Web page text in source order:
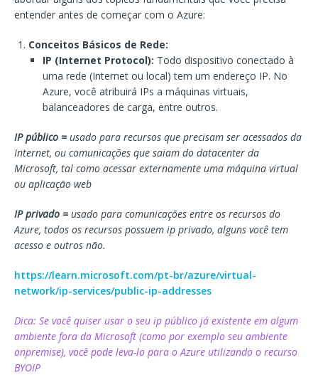
entender antes de começar com o Azure:
Conceitos Básicos de Rede:
IP (Internet Protocol): Todo dispositivo conectado à
uma rede (Internet ou local) tem um endereço IP. No
Azure, você atribuirá IPs a máquinas virtuais,
balanceadores de carga, entre outros.
IP público = usado para recursos que precisam ser acessados da
Internet, ou comunicações que saiam do datacenter da
Microsoft, tal como acessar externamente uma máquina virtual
ou aplicação web
IP privado = usado para comunicações entre os recursos do
Azure, todos os recursos possuem ip privado, alguns você tem
acesso e outros não.
https://learn.microsoft.com/pt-br/azure/virtual-
network/ip-services/public-ip-addresses
Dica: Se você quiser usar o seu ip público já existente em algum
ambiente fora da Microsoft (como por exemplo seu ambiente
onpremise), você pode leva-lo para o Azure utilizando o recurso
BYOIP